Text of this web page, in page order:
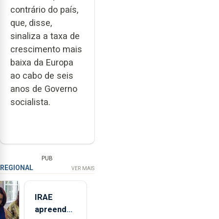
contrário do país,
que, disse,
sinaliza a taxa de
crescimento mais
baixa da Europa
ao cabo de seis
anos de Governo
socialista.
PUB
REGIONAL VER MAIS
IRAE
apreendeu